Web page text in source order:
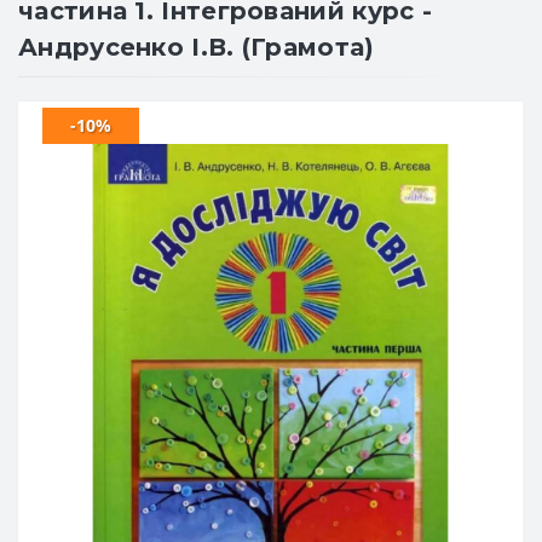
частина 1. Інтегрований курс -
Андрусенко І.В. (Грамота)
-10%